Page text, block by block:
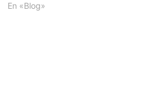
"Creatividad". Me gustan
En «Blog»